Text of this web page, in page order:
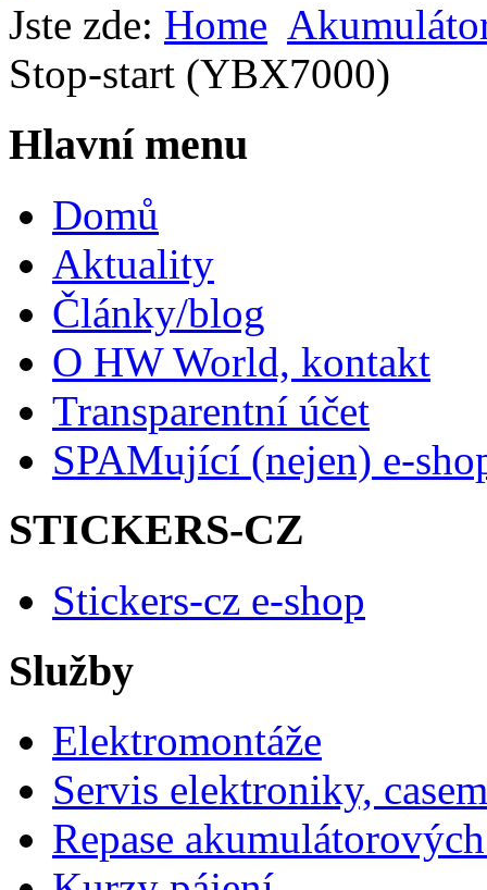
Jste zde: Home
Stop-start (YBX7000)
Hlavní menu
Domů
Aktuality
Články/blog
O HW World, kontakt
Transparentní účet
SPAMující (nejen) e-
STICKERS-CZ
Stickers-cz e-shop
Služby
Elektromontáže
Servis elektroniky,
Repase